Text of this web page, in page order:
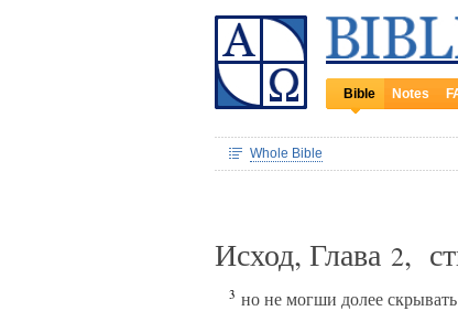
Bible Notes
Whole Bible
Исход, Глава 2,
3 но не могши долее